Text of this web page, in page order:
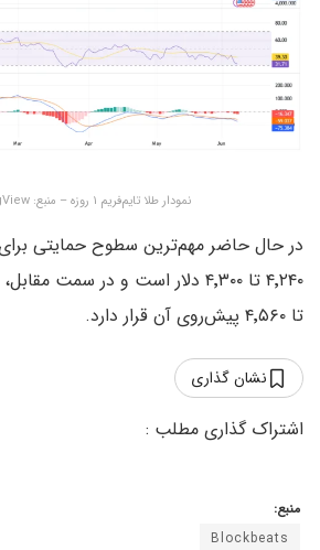
نمودار طلا تایم‌فریم ۱ روزه – منبع: TradingView
در حال حاضر مهم‌ترین سطوح حمایتی
تا ۴٬۵۶۰ پیش‌روی آن قرار دارد.
نشان گذاری
منبع:
Blockbeats